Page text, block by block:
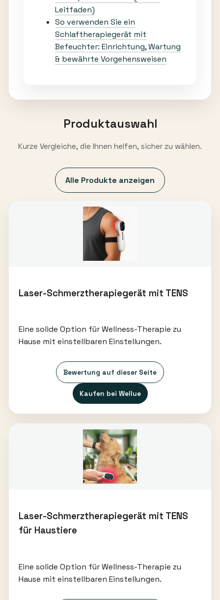
Leitfaden)
So verwenden Sie ein
Schlaftherapiegerät mit
Befeuchter: Einrichtung, Wartung
& bewährte Vorgehensweisen
Produktauswahl
Kurze Vergleiche, die Ihnen helfen, sicher zu wählen.
Alle Produkte anzeigen
Laser-Schmerztherapiegerät mit TENS
Eine solide Option für Wellness-Therapie zu
Hause mit einstellbaren Einstellungen.
Bewertung auf dieser Seite
Kaufen bei Wellue
Laser-Schmerztherapiegerät mit TENS
für Haustiere
Eine solide Option für Wellness-Therapie zu
Hause mit einstellbaren Einstellungen.